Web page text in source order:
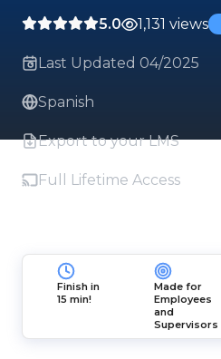
5.0 1,131 views
Last Updated 04/2025
Spanish
Export to your LMS
Full Lifetime Access
Finish in
15 min!
Made for
Employees
and
Supervisors